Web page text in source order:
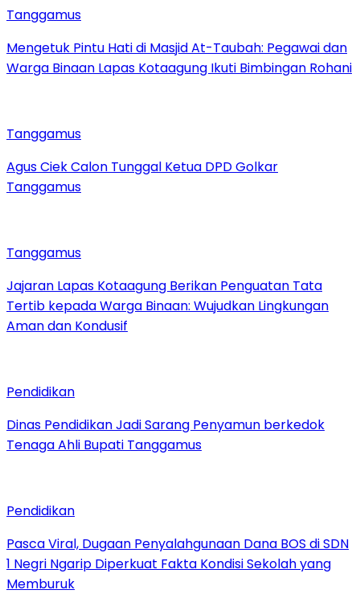
Tanggamus
Mengetuk Pintu Hati di Masjid At-Taubah: Pegawai dan
Warga Binaan Lapas Kotaagung Ikuti Bimbingan Rohani
Tanggamus
Agus Ciek Calon Tunggal Ketua DPD Golkar
Tanggamus
Tanggamus
Jajaran Lapas Kotaagung Berikan Penguatan Tata
Tertib kepada Warga Binaan: Wujudkan Lingkungan
Aman dan Kondusif
Pendidikan
Dinas Pendidikan Jadi Sarang Penyamun berkedok
Tenaga Ahli Bupati Tanggamus
Pendidikan
Pasca Viral, Dugaan Penyalahgunaan Dana BOS di SDN
1 Negri Ngarip Diperkuat Fakta Kondisi Sekolah yang
Memburuk